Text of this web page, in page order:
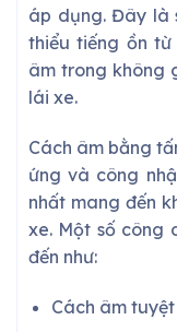
áp dụng. Đây là
thiểu tiếng ồn
âm trong không
lái xe.
Cách âm bằng
ứng và công
nhất mang đến
xe. Một số công
đến như:
Cách âm